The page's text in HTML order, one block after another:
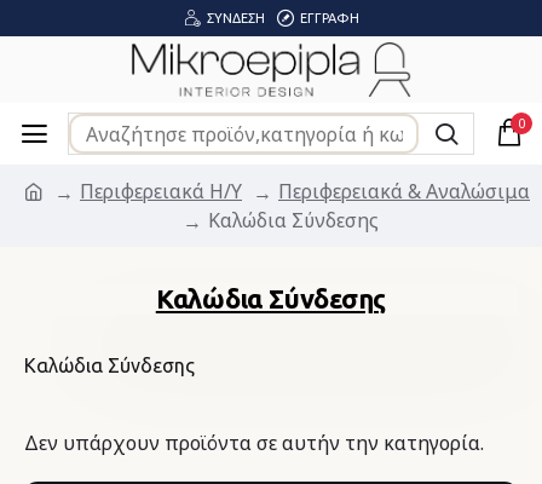
ΣΎΝΔΕΣΗ ΕΓΓΡΑΦΉ
0
Περιφερειακά Η/Υ
Περιφερειακά & Αναλώσιμα
Καλώδια Σύνδεσης
Καλώδια Σύνδεσης
Καλώδια Σύνδεσης
Δεν υπάρχουν προϊόντα σε αυτήν την κατηγορία.